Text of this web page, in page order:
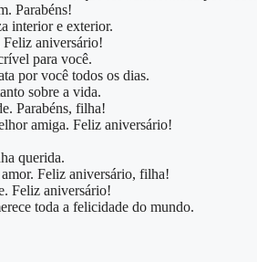
Parabéns!
interior e exterior.
aniversário!
para você.
por você todos os dias.
sobre a vida.
Parabéns, filha!
amiga. Feliz aniversário!
querida.
Feliz aniversário, filha!
Feliz aniversário!
toda a felicidade do mundo.